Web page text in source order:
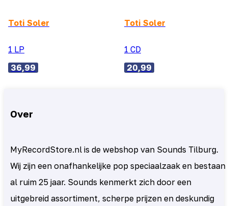
Toti Soler
1 LP
36,99
Toti Soler
1 CD
20,99
Over
MyRecordStore.nl is de webshop van Sounds Tilburg.
Wij zijn een onafhankelijke pop speciaalzaak en bestaan
al ruim 25 jaar. Sounds kenmerkt zich door een
uitgebreid assortiment, scherpe prijzen en deskundig